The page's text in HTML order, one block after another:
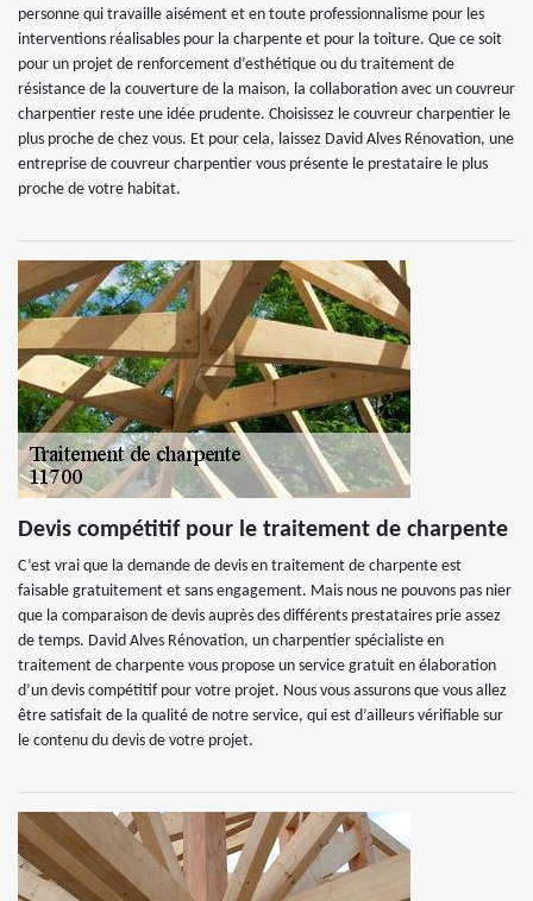
personne qui travaille aisément et en toute professionnalisme pour les
interventions réalisables pour la charpente et pour la toiture. Que ce soit
pour un projet de renforcement d’esthétique ou du traitement de
résistance de la couverture de la maison, la collaboration avec un couvreur
charpentier reste une idée prudente. Choisissez le couvreur charpentier le
plus proche de chez vous. Et pour cela, laissez David Alves Rénovation, une
entreprise de couvreur charpentier vous présente le prestataire le plus
proche de votre habitat.
Devis compétitif pour le traitement de charpente
C’est vrai que la demande de devis en traitement de charpente est
faisable gratuitement et sans engagement. Mais nous ne pouvons pas nier
que la comparaison de devis auprès des différents prestataires prie assez
de temps. David Alves Rénovation, un charpentier spécialiste en
traitement de charpente vous propose un service gratuit en élaboration
d’un devis compétitif pour votre projet. Nous vous assurons que vous allez
être satisfait de la qualité de notre service, qui est d’ailleurs vérifiable sur
le contenu du devis de votre projet.